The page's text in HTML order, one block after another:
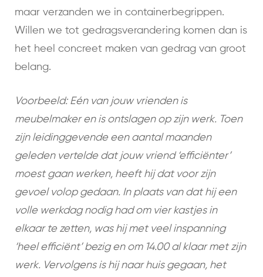
maar verzanden we in containerbegrippen.
Willen we tot gedragsverandering komen dan is
het heel concreet maken van gedrag van groot
belang.
Voorbeeld: Eén van jouw vrienden is
meubelmaker en is ontslagen op zijn werk. Toen
zijn leidinggevende een aantal maanden
geleden vertelde dat jouw vriend ‘efficiënter’
moest gaan werken, heeft hij dat voor zijn
gevoel volop gedaan. In plaats van dat hij een
volle werkdag nodig had om vier kastjes in
elkaar te zetten, was hij met veel inspanning
‘heel efficiënt’ bezig en om 14.00 al klaar met zijn
werk. Vervolgens is hij naar huis gegaan, het